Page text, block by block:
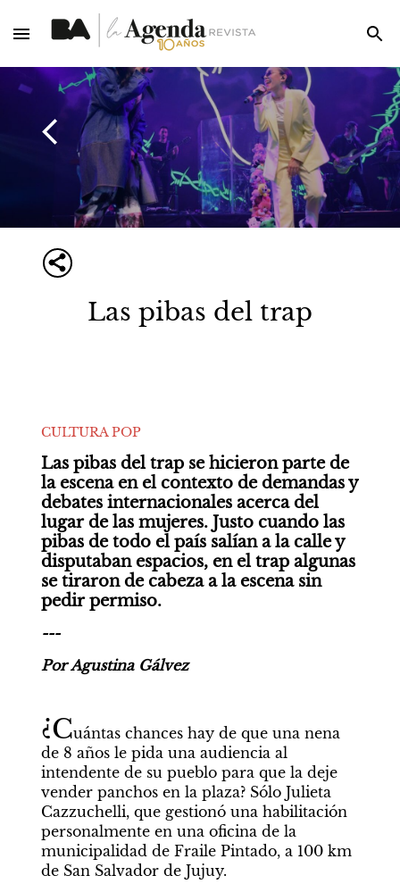
Las pibas del trap
CULTURA POP
Las pibas del trap se hicieron parte de
la escena en el contexto de demandas y
debates internacionales acerca del
lugar de las mujeres. Justo cuando las
pibas de todo el país salían a la calle y
disputaban espacios, en el trap algunas
se tiraron de cabeza a la escena sin
pedir permiso.
---
Por Agustina Gálvez
¿Cuántas chances hay de que una nena
de 8 años le pida una audiencia al
intendente de su pueblo para que la deje
vender panchos en la plaza? Sólo Julieta
Cazzuchelli, que gestionó una habilitación
personalmente en una oficina de la
municipalidad de Fraile Pintado, a 100 km
de San Salvador de Jujuy.